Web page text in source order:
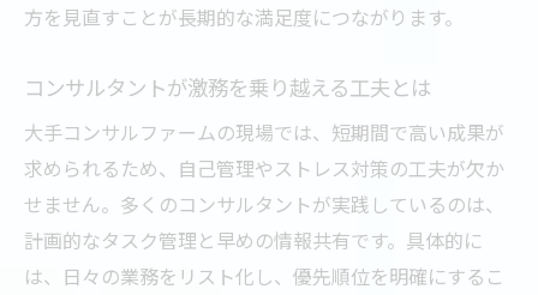
方を見直すことが長期的な満足度につながります。
コンサルタントが激務を乗り越える工夫とは
大手コンサルファームの現場では、短期間で高い成果が
求められるため、自己管理やストレス対策の工夫が欠か
せません。多くのコンサルタントが実践しているのは、
計画的なタスク管理と早めの情報共有です。具体的に
は、日々の業務をリスト化し、優先順位を明確にするこ